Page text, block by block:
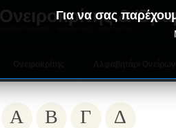
Ονειροκρίτης &
Για να σας
Α Β Γ
Δ